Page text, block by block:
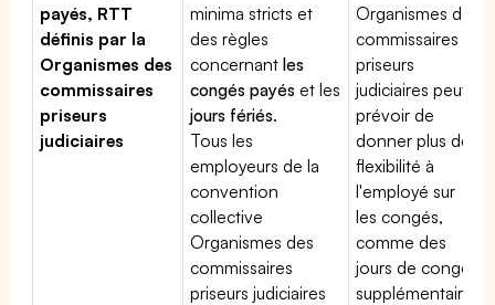
payés, RTT
définis par la
Organismes des
commissaires
priseurs
judiciaires
minima stricts et
des règles
concernantles
congés payés et les
jours fériés.
Tous les
employeurs de la
convention
collective
Organismes des
commissaires
priseurs judiciaires
Organismes des
commissaires
priseurs
judiciaires peut
prévoir de
donner plus de
flexibilité à
l'employé sur
les congés,
comme des
jours de congé
supplémentaires